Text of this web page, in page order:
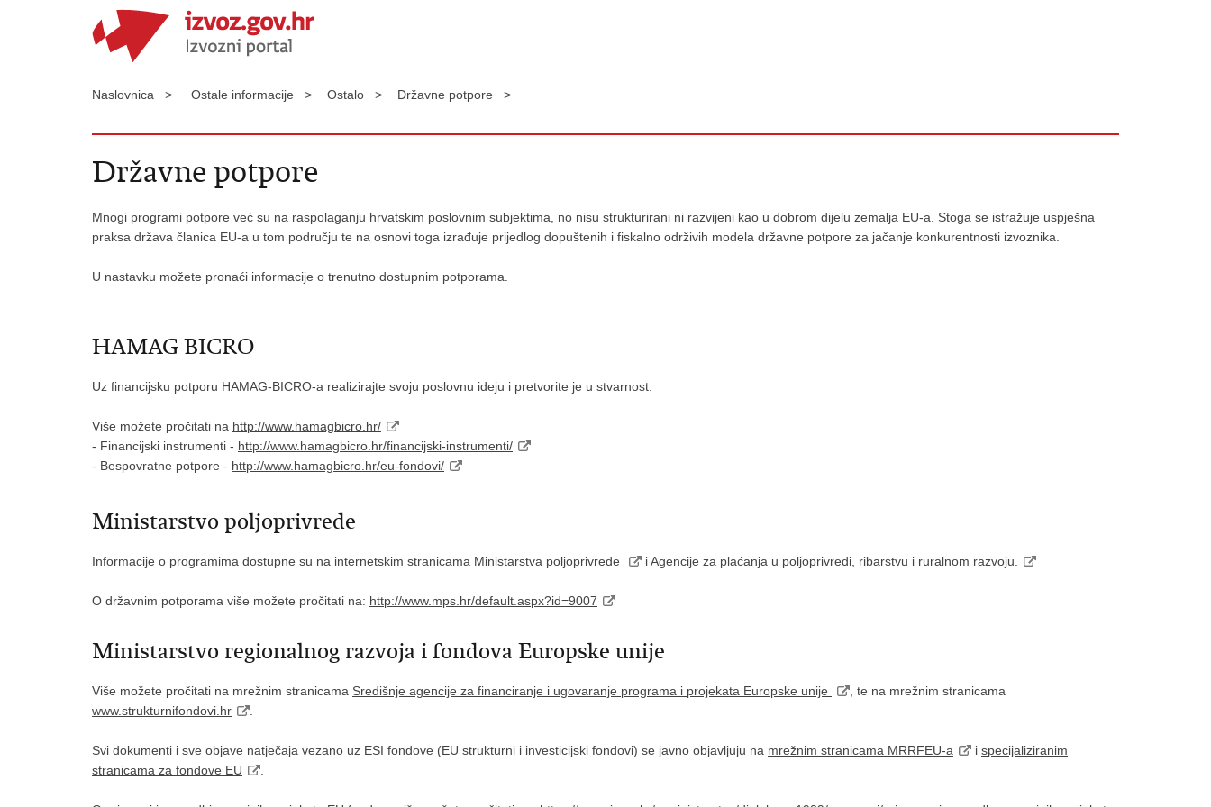
Naslovnica > Ostale informacije > Ostalo > Državne potpore >
Državne potpore
Mnogi programi potpore već su na raspolaganju hrvatskim poslovnim subjektima, no nisu strukturirani ni razvijeni kao u dobrom dijelu zemalja EU-a. Stoga se istražuje uspješna
praksa država članica EU-a u tom području te na osnovi toga izrađuje prijedlog dopuštenih i fiskalno održivih modela državne potpore za jačanje konkurentnosti izvoznika.
U nastavku možete pronaći informacije o trenutno dostupnim potporama.
HAMAG BICRO
Uz financijsku potporu HAMAG-BICRO-a realizirajte svoju poslovnu ideju i pretvorite je u stvarnost.
Više možete pročitati na http://www.hamagbicro.hr/
- Financijski instrumenti - http://www.hamagbicro.hr/financijski-instrumenti/
- Bespovratne potpore - http://www.hamagbicro.hr/eu-fondovi/
Ministarstvo poljoprivrede
Informacije o programima dostupne su na internetskim stranicama Ministarstva poljoprivrede iAgencije za plaćanja u poljoprivredi, ribarstvu i ruralnom razvoju.
O državnim potporama više možete pročitati na: http://www.mps.hr/default.aspx?id=9007
Ministarstvo regionalnog razvoja i fondova Europske unije
Više možete pročitati na mrežnim stranicama Središnje agencije za financiranje i ugovaranje programa i projekata Europske unije
, te na mrežnim stranicama
www.strukturnifondovi.hr
Svi dokumenti i sve objave natječaja vezano uz ESI fondove (EU strukturni i investicijski fondovi) se javno objavljuju na mrežnim stranicama MRRFEU-a i specijaliziranim
stranicama za fondove EU